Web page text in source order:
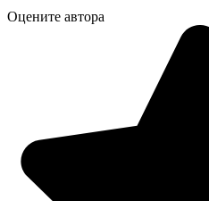
Оцените автора